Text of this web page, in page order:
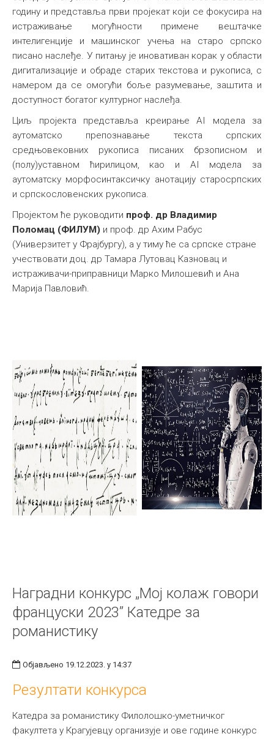
годину и представља први пројекат који се фокусира на
истраживање могућности примене вештачке
интелигенције и машинског учења на старо српско
писано наслеђе. У питању је иновативан корак у области
дигитализације и обраде старих текстова и рукописа, с
намером да се омогући боље разумевање, заштита и
доступност богатог културног наслеђа.
Циљ пројекта представља креирање AI модела за
аутоматско препознавање текста српских
средњовековних рукописа писаних брзописном и
(полу)уставном ћирилицом, као и AI модела за
аутоматску морфосинтаксичку анотацију старосрпских
и српскословенских рукописа.
Пројектом ће руководити проф. др Владимир
Поломац (ФИЛУМ) и проф. др Ахим Рабус
(Универзитет у Фрајбургу), а у тиму ће са српске стране
учествовати доц. др Тамара Лутовац Казновац и
истраживачи-приправници Марко Милошевић и Ана
Марија Павловић.
Наградни конкурс „Mој колаж говори
француски 2023” Катедре за
романистику
Објављено 19.12.2023. у 14:37
Резултати конкурса
Катедра за романистику Филолошко-уметничког
факултета у Крагујевцу организује и ове године конкурс